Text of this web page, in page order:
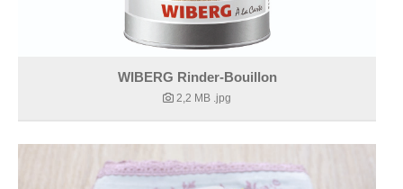
WIBERG Rinder-Bouillon
2,2 MB .jpg